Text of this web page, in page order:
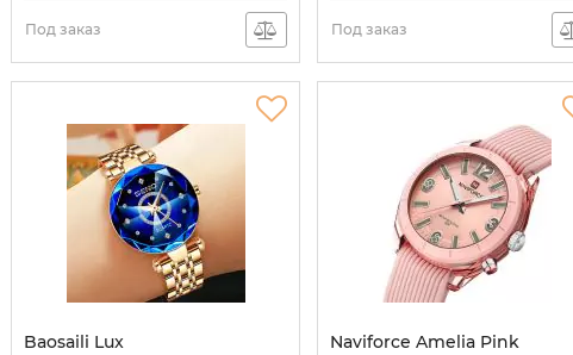
Под заказ Под заказ
Baosaili Lux Naviforce Amelia Pink